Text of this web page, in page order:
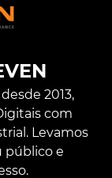
2013,
com
Levamos
público e